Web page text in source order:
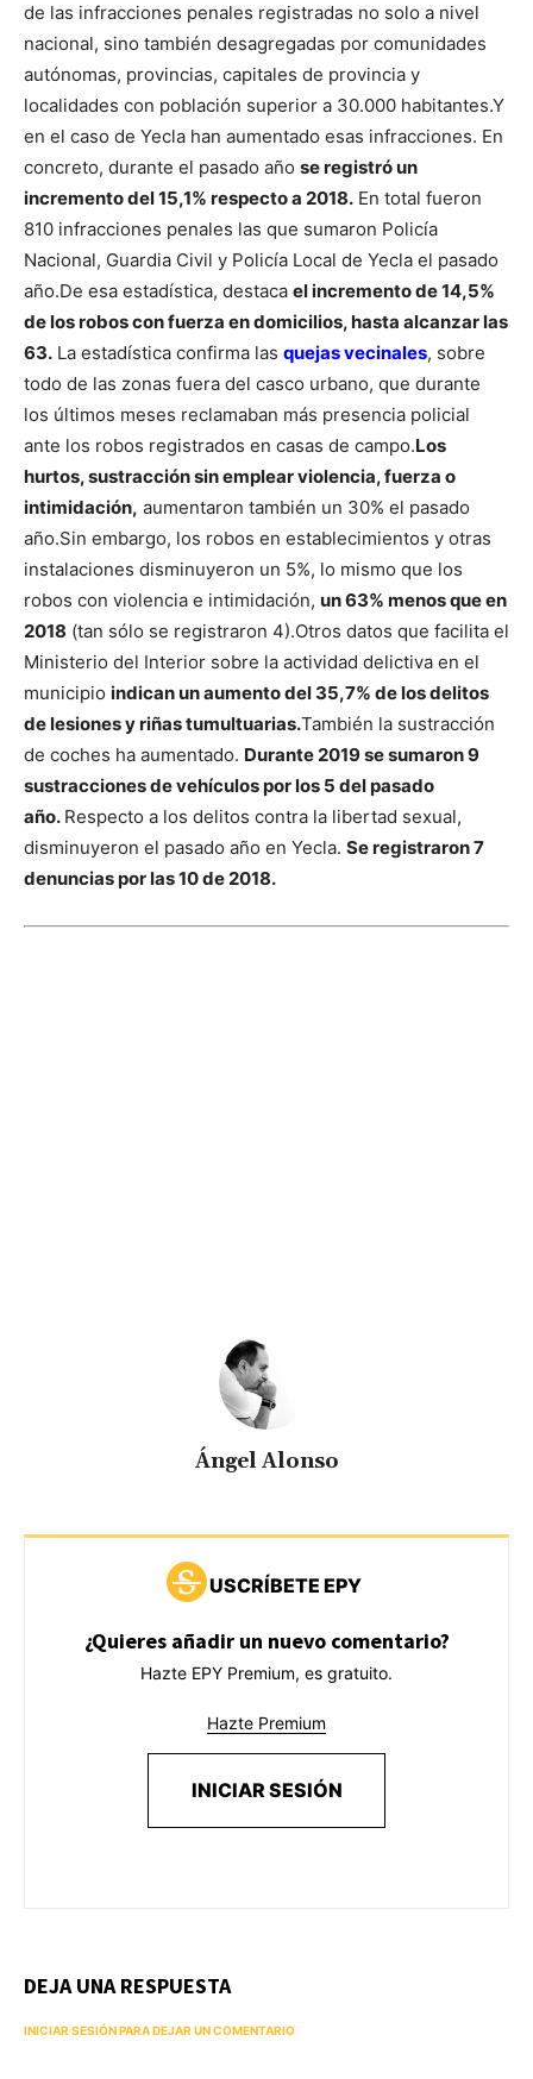
de las infracciones penales registradas no solo a nivel
nacional, sino también desagregadas por comunidades
autónomas, provincias, capitales de provincia y
localidades con población superior a 30.000 habitantes.Y
en el caso de Yecla han aumentado esas infracciones. En
concreto, durante el pasado año se registró un
incremento del 15,1% respecto a 2018. En total fueron
810 infracciones penales las que sumaron Policía
Nacional, Guardia Civil y Policía Local de Yecla el pasado
año.De esa estadística, destaca el incremento de 14,5%
de los robos con fuerza en domicilios, hasta alcanzar las
63. La estadística confirma las quejas vecinales, sobre
todo de las zonas fuera del casco urbano, que durante
los últimos meses reclamaban más presencia policial
ante los robos registrados en casas de campo.Los
hurtos, sustracción sin emplear violencia, fuerza o
intimidación, aumentaron también un 30% el pasado
año.Sin embargo, los robos en establecimientos y otras
instalaciones disminuyeron un 5%, lo mismo que los
robos con violencia e intimidación, un 63% menos que en
2018 (tan sólo se registraron 4).Otros datos que facilita el
Ministerio del Interior sobre la actividad delictiva en el
municipio indican un aumento del 35,7% de los delitos
de lesiones y riñas tumultuarias.También la sustracción
de coches ha aumentado. Durante 2019 se sumaron 9
sustracciones de vehículos por los 5 del pasado
año. Respecto a los delitos contra la libertad sexual,
disminuyeron el pasado año en Yecla. Se registraron 7
denuncias por las 10 de 2018.
Ángel Alonso
USCRÍBETE EPY
¿Quieres añadir un nuevo comentario?
Hazte EPY Premium, es gratuito.
Hazte Premium
INICIAR SESIÓN
DEJA UNA RESPUESTA
INICIAR SESIÓN PARA DEJAR UN COMENTARIO